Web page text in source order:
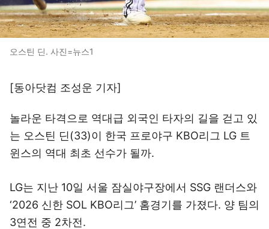
오스틴 딘. 사진=뉴스1
[동아닷컴 조성운 기자]
놀라운 타격으로 역대급 외국인 타자의 길을 걷고 있
는 오스틴 딘(33)이 한국 프로야구 KBO리그 LG 트
윈스의 역대 최초 선수가 될까.
LG는 지난 10일 서울 잠실야구장에서 SSG 랜더스와
‘2026 신한 SOL KBO리그’ 홈경기를 가졌다. 양 팀의
3연전 중 2차전.